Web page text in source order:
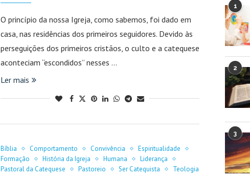
O princípio da nossa Igreja, como sabemos, foi dado em
casa, nas residências dos primeiros seguidores. Devido às
perseguições dos primeiros cristãos, o culto e a catequese
aconteciam “escondidos” nesses …
Ler mais
Bíblia Comportamento Convivência
Espiritualidade
Formação
História da Igreja Humana
Liderança
Pastoral da Catequese
Pastoreio Ser Catequista Teologia
1
2
3